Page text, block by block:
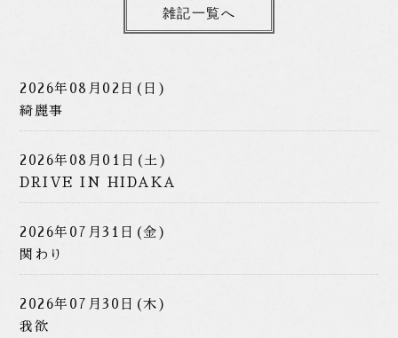
雑記一覧へ
2026年08月02日(日)
綺麗事
2026年08月01日(土)
DRIVE IN HIDAKA
2026年07月31日(金)
関わり
2026年07月30日(木)
我欲